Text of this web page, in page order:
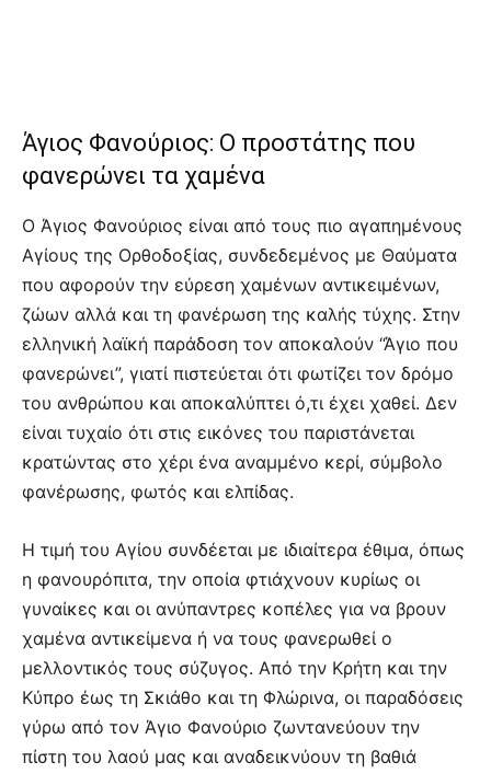
Άγιος Φανούριος: Ο προστάτης που
φανερώνει τα χαμένα
Ο Άγιος Φανούριος είναι από τους πιο αγαπημένους
Αγίους της Ορθοδοξίας, συνδεδεμένος με Θαύματα
που αφορούν την εύρεση χαμένων αντικειμένων,
ζώων αλλά και τη φανέρωση της καλής τύχης. Στην
ελληνική λαϊκή παράδοση τον αποκαλούν “Άγιο που
φανερώνει”, γιατί πιστεύεται ότι φωτίζει τον δρόμο
του ανθρώπου και αποκαλύπτει ό,τι έχει χαθεί. Δεν
είναι τυχαίο ότι στις εικόνες του παριστάνεται
κρατώντας στο χέρι ένα αναμμένο κερί, σύμβολο
φανέρωσης, φωτός και ελπίδας.
Η τιμή του Αγίου συνδέεται με ιδιαίτερα έθιμα, όπως
η φανουρόπιτα, την οποία φτιάχνουν κυρίως οι
γυναίκες και οι ανύπαντρες κοπέλες για να βρουν
χαμένα αντικείμενα ή να τους φανερωθεί ο
μελλοντικός τους σύζυγος. Από την Κρήτη και την
Κύπρο έως τη Σκιάθο και τη Φλώρινα, οι παραδόσεις
γύρω από τον Άγιο Φανούριο ζωντανεύουν την
πίστη του λαού μας και αναδεικνύουν τη βαθιά